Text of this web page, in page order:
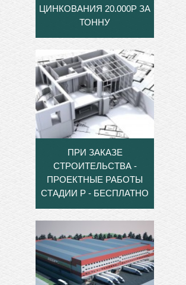
ЦИНКОВАНИЯ 20.000Р ЗА
ТОННУ
ПРИ ЗАКАЗЕ
СТРОИТЕЛЬСТВА -
ПРОЕКТНЫЕ РАБОТЫ
СТАДИИ Р - БЕСПЛАТНО